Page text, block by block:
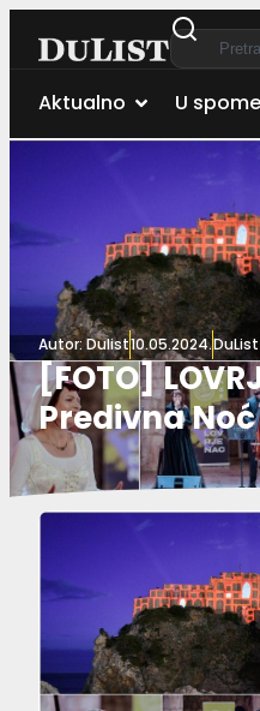
Aktualno U
Autor:Dulist10.05.2024.DuList
[FOTO]
Predivna